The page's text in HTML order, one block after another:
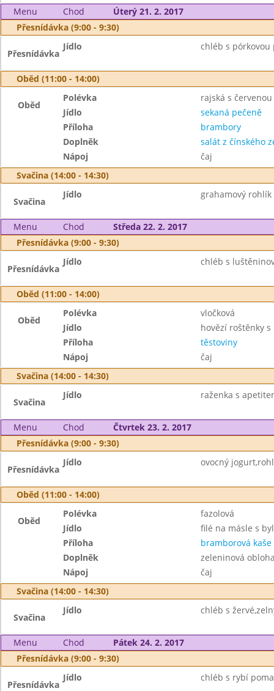
Menu Chod
Úterý 21. 2. 2017
Přesnídávka (9:00 - 9:30)
Přesnídávka
Jídlo chléb s pórkovou
Oběd (11:00 - 14:00)
Oběd
Polévka
rajská s
Jídlo
sekaná pečeně
Příloha
brambory
Doplněk
salát z čínského
Nápoj
čaj
Svačina (14:00 - 14:30)
Svačina
Jídlo grahamový rohlík
Menu Chod
Středa 22. 2. 2017
Přesnídávka (9:00 - 9:30)
Přesnídávka
Jídlo chléb s
Oběd (11:00 - 14:00)
Oběd
Polévka
vločková
Jídlo
hovězí roštěnky
Příloha
těstoviny
Nápoj
čaj
Svačina (14:00 - 14:30)
Svačina
Jídlo raženka s
Menu Chod
Čtvrtek 23. 2. 2017
Přesnídávka (9:00 - 9:30)
Přesnídávka
Jídlo ovocný
Oběd (11:00 - 14:00)
Oběd
Polévka
fazolová
Jídlo
filé na másle s
Příloha
bramborová kaše
Doplněk
zeleninová
Nápoj
čaj
Svačina (14:00 - 14:30)
Svačina
Jídlo chléb s
Menu Chod
Pátek 24. 2. 2017
Přesnídávka (9:00 - 9:30)
Přesnídávka
Jídlo chléb s rybí